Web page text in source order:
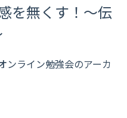
を無くす！〜伝
ンライン勉強会のアーカ